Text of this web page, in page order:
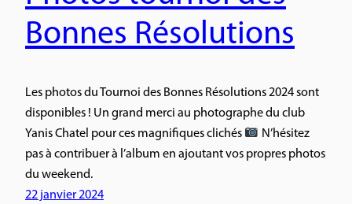
Bonnes Résolutions
Les photos du Tournoi des Bonnes Résolutions 2024 sont
disponibles ! Un grand merci au photographe du club
Yanis Chatel pour ces magnifiques clichés
N’hésitez
pas à contribuer à l’album en ajoutant vos propres photos
du weekend.
22 janvier 2024